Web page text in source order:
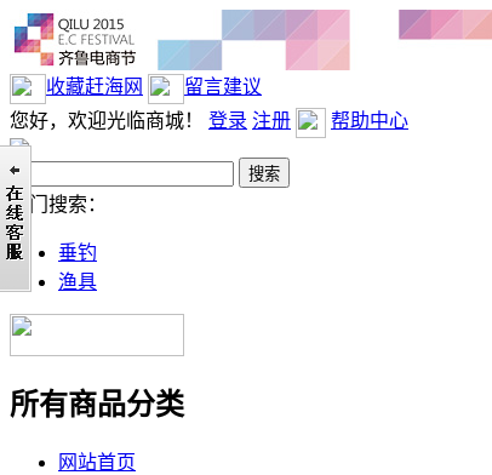
收藏赶海网
留言建议
您好，欢迎光临商城！ 登录 注册 帮助中心
热门搜索：
垂钓
渔具
所有商品分类
网站首页